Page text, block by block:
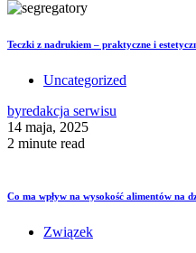
Teczki z nadrukiem – praktyczne i
Uncategorized
byredakcja serwisu
14 maja, 2025
2 minute read
Co ma wpływ na wysokość alimentów na
Związek